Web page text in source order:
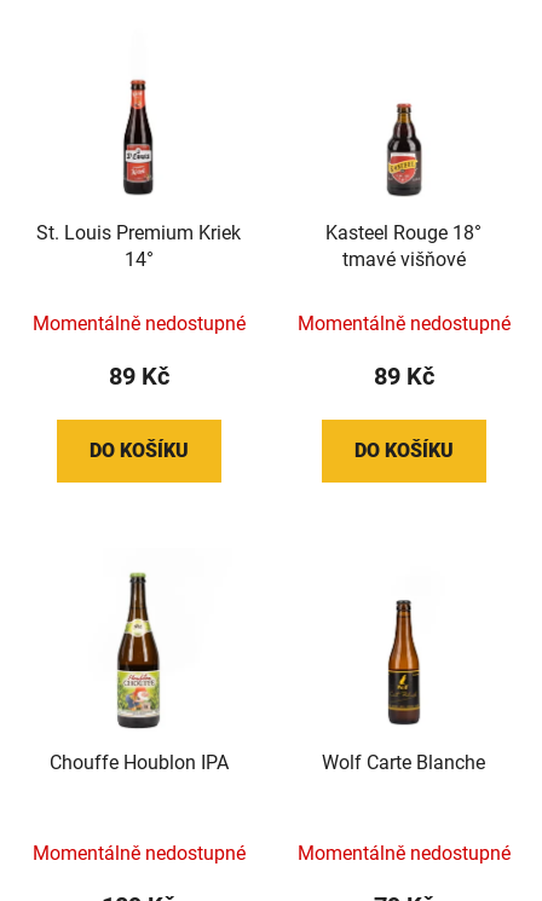
St. Louis Premium Kriek
14°
Momentálně nedostupné
89 Kč
DO KOŠÍKU
Kasteel Rouge 18°
tmavé višňové
Momentálně nedostupné
89 Kč
DO KOŠÍKU
Chouffe Houblon IPA
Momentálně nedostupné
Wolf Carte Blanche
Momentálně nedostupné